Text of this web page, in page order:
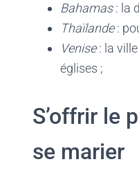
Bahamas: la
Thaïlande:
Venise: la
églises ;
S’offrir le
se marier